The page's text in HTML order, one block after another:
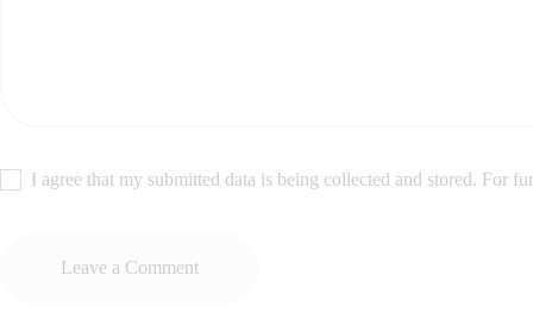
I agree that my submitted data is being collected and stored. For